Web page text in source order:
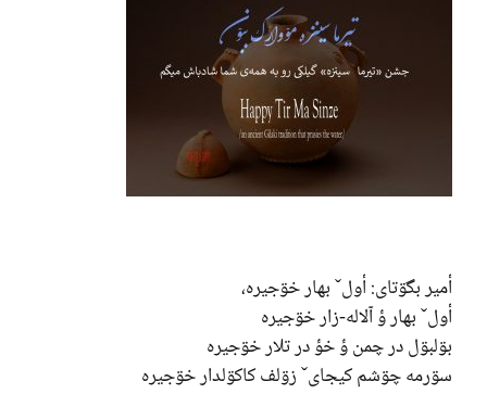
أمير بگۊتاى: أولˇ بهار خۊجيره،
أولˇ بهار ؤ آلاله-زار خۊجيره
بۊلبۊل در چمن ؤ خؤ در تلار خۊجيره
سۊرمه چۊشم کيجاىˇ زۊلف کاکۊلدار خۊجيره